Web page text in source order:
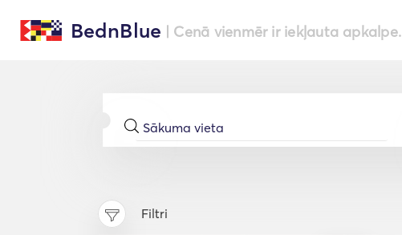
BednBlue | Cenā vienmēr ir iekļauta apkalpe.
Filtri